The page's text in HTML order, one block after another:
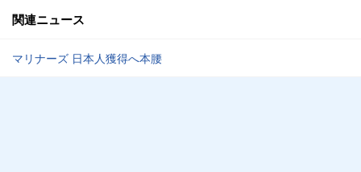
関連ニュース
マリナーズ 日本人獲得へ本腰